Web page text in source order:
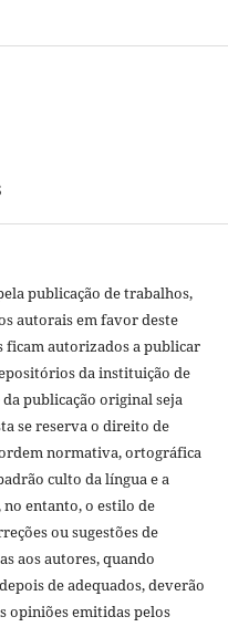
publicação de trabalhos,
autorais em favor deste
ficam autorizados a publicar
da instituição de
publicação original seja
se reserva o direito de
normativa, ortográfica
culto da língua e a
entanto, o estilo de
ou sugestões de
aos autores, quando
de adequados, deverão
opiniões emitidas pelos